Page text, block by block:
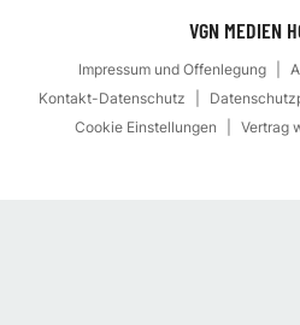
VGN MEDIEN
Impressum und Offenlegung
Kontakt-Datenschutz
Cookie Einstellungen
Vertrag